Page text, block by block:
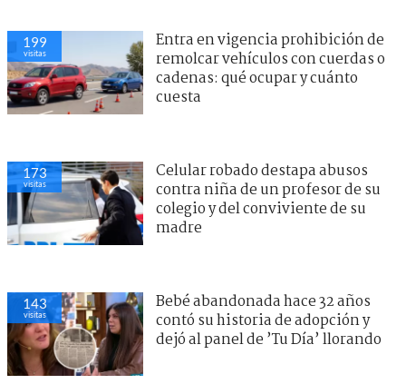
199
visitas
Entra en vigencia prohibición de
remolcar vehículos con cuerdas o
cadenas: qué ocupar y cuánto
cuesta
173
visitas
Celular robado destapa abusos
contra niña de un profesor de su
colegio y del conviviente de su
madre
143
visitas
Bebé abandonada hace 32 años
contó su historia de adopción y
dejó al panel de ’Tu Día’ llorando